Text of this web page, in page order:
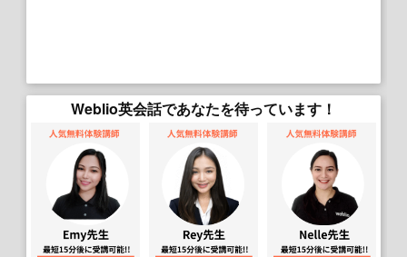
Weblio英会話であなたを待っています！